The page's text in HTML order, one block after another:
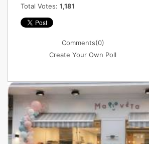
Total Votes: 1,181
Comments(0)
Create Your Own Poll